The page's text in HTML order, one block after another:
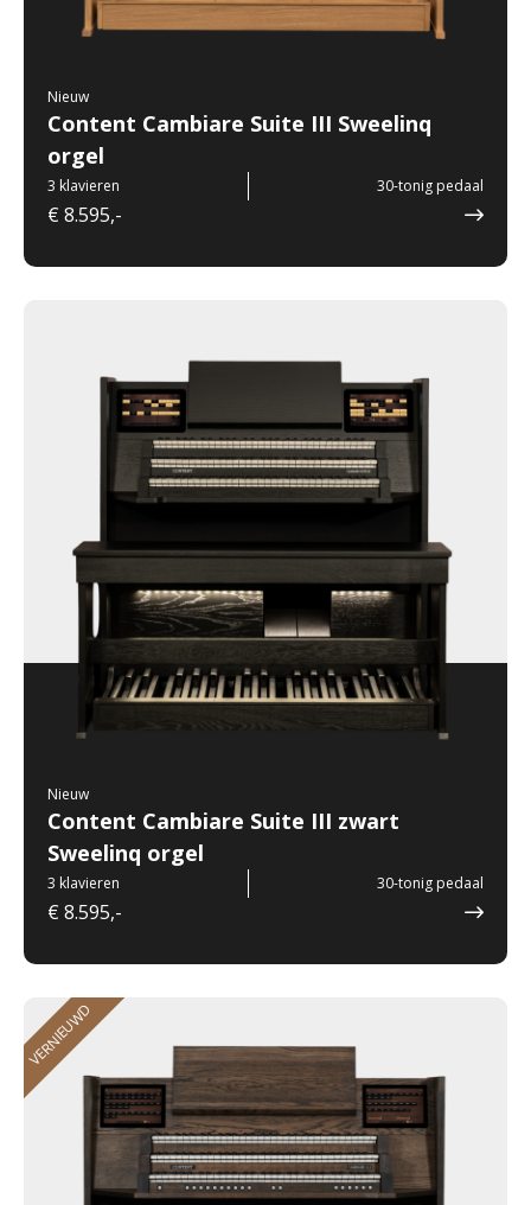
Nieuw
Content Cambiare Suite III Sweelinq
orgel
3 klavieren 30-tonig pedaal
€ 8.595,-
Nieuw
Content Cambiare Suite III zwart
Sweelinq orgel
3 klavieren 30-tonig pedaal
€ 8.595,-
VERNIEUWD